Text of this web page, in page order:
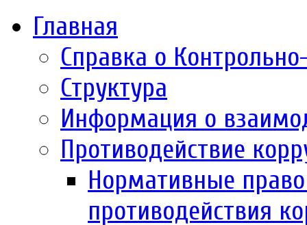
Главная
Справка о
Структура
Информация о
Противодействие
Нормативные
противодействия